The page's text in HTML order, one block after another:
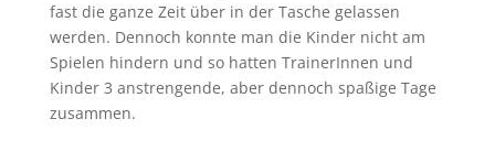
fast die ganze Zeit über in der Tasche gelassen
werden. Dennoch konnte man die Kinder nicht am
Spielen hindern und so hatten TrainerInnen und
Kinder 3 anstrengende, aber dennoch spaßige Tage
zusammen.